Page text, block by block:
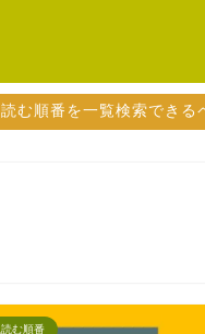
む順番を一覧検索できる
む順番